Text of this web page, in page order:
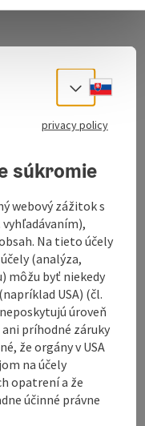
and the highlight
the junction
Kapelle,
of
Select
privacy policy
súkromie
webový zážitok s
Na tieto účely
(analýza,
môžu byť niekedy
USA) (čl.
úroveň
ani príhodné záruky
že orgány v USA
na účely
opatrení a že
účinné právne